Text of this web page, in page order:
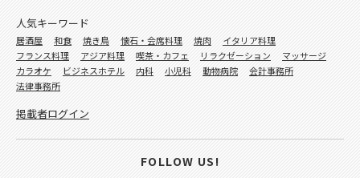
人気キーワード
居酒屋 和食 焼き鳥 懐石・会席料理 焼肉
イタリア料理
フランス料理
アジア料理 喫茶・カフェ リラクゼーション
マッサージ
カラオケ
ビジネスホテル 内科 小児科 動物病院
会計事務所
法律事務所
掲載者ログイン
FOLLOW US!